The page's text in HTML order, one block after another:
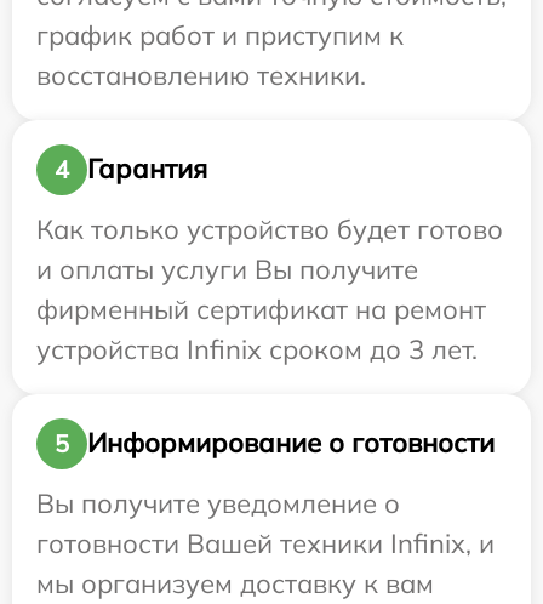
график работ и приступим к
восстановлению техники.
4
Гарантия
Как только устройство будет готово
и оплаты услуги Вы получите
фирменный сертификат на ремонт
устройства Infinix сроком до 3 лет.
5
Информирование о готовности
Вы получите уведомление о
готовности Вашей техники Infinix, и
мы организуем доставку к вам